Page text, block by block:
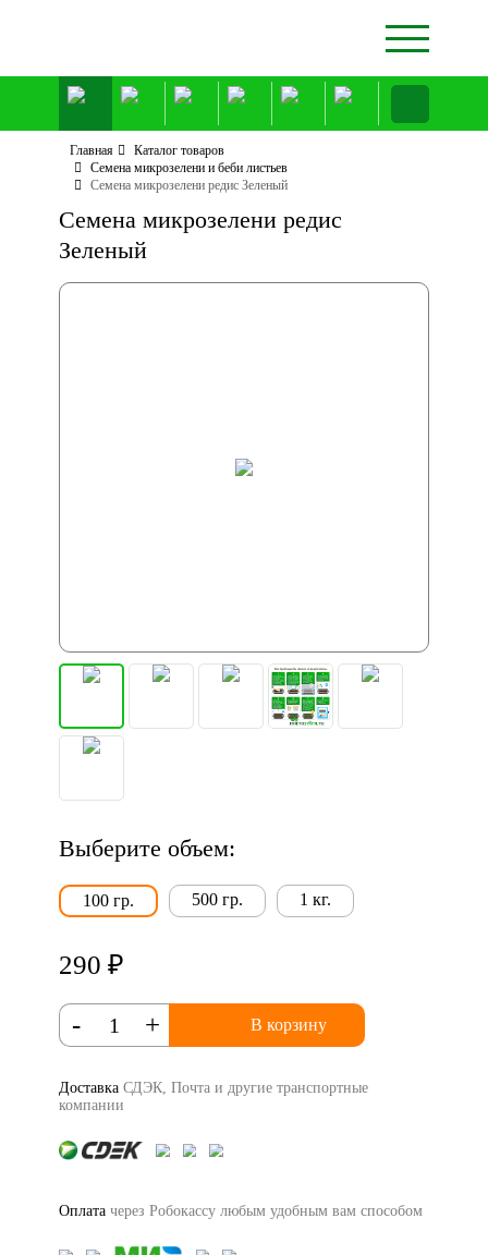
Главная
Каталог товаров
Семена микрозелени и беби листьев
Семена микрозелени редис Зеленый
Семена микрозелени редис
Зеленый
Выберите объем:
100 гр. 500 гр. 1 кг.
290 ₽
+
- В корзину
Доставка СДЭК, Почта и другие транспортные
компании
Оплата через Робокассу любым удобным вам способом